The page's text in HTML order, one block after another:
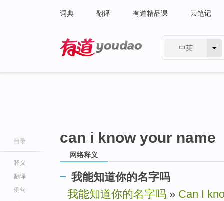
词典 翻译 有道精品课 云笔记
中英
目录
释义
翻译
例句
can i know your name
网络释义
我能知道你的名字吗
我能知道你的名字吗 » Can I